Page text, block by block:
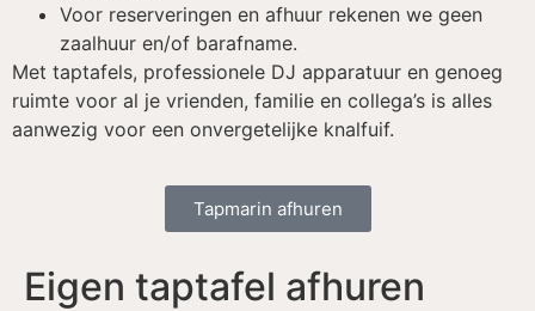
Voor reserveringen en afhuur rekenen we geen
zaalhuur en/of barafname.
Met taptafels, professionele DJ apparatuur en genoeg
ruimte voor al je vrienden, familie en collega’s is alles
aanwezig voor een onvergetelijke knalfuif.
Tapmarin afhuren
Eigen taptafel afhuren